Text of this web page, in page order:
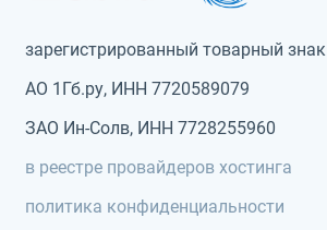
зарегистрированный товарный знак
АО 1Гб.ру, ИНН 7720589079
ЗАО Ин-Солв, ИНН 7728255960
в реестре провайдеров хостинга
политика конфиденциальности